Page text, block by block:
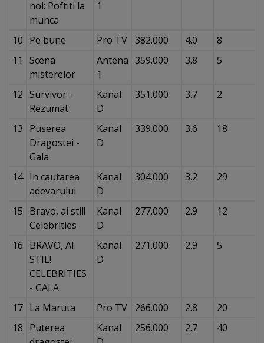
noi: Poftiti la
munca
1
10 Pe bune Pro TV 382.000 4.0
8
11
Scena
misterelor
Antena
1
359.000 3.8 5
12 Survivor -
Rezumat
Kanal
D
351.000 3.7 2
13 Puserea
Dragostei -
Gala
Kanal
D
339.000 3.6 18
14 In cautarea
adevarului
Kanal
D
304.000 3.2 29
15 Bravo, ai stil!
Celebrities
Kanal
D
277.000 2.9 12
16 BRAVO, AI
STIL!
CELEBRITIES
- GALA
Kanal
D
271.000 2.9 5
17 La Maruta Pro TV 266.000 2.8
20
18 Puterea
Kanal
256.000 2.7 40